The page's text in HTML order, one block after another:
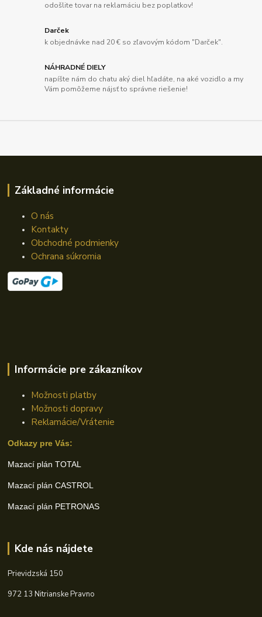
odošlite tovar na reklamáciu bez poplatkov!
Darček
k objednávke nad 20 € so zľavovým kódom "Darček".
NÁHRADNÉ DIELY
napíšte nám do chatu aký diel hľadáte, na aké vozidlo a my
Vám pomôžeme nájsť to správne riešenie!
Základné informácie
O nás
Kontakty
Obchodné podmienky
Ochrana súkromia
Informácie pre zákazníkov
Možnosti platby
Možnosti dopravy
Reklamácie/Vrátenie
Odkazy pre Vás:
Mazací plán TOTAL
Mazací plán CASTROL
Mazací plán PETRONAS
Kde nás nájdete
Prievidzská 150
972 13 Nitrianske Pravno